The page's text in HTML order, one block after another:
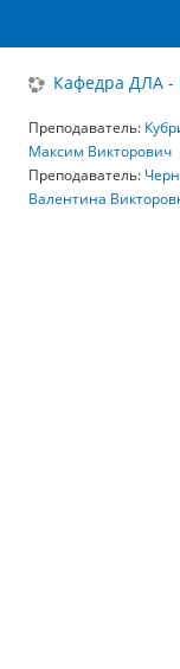
Кафедра ДЛА -
Преподаватель:
Максим Викторович
Преподаватель:
Валентина